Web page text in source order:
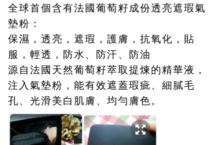
全球首個含有法國葡萄籽成份透亮遮瑕氣
墊粉：
保濕，透亮，遮瑕，護膚，抗氧化，貼
服，輕透，防水、防汗、防油
源自法國天然葡萄籽萃取提煉的精華液，
注入氣墊粉，能有效遮蓋瑕疵、細膩毛
孔、光滑美白肌膚、均勻膚色。